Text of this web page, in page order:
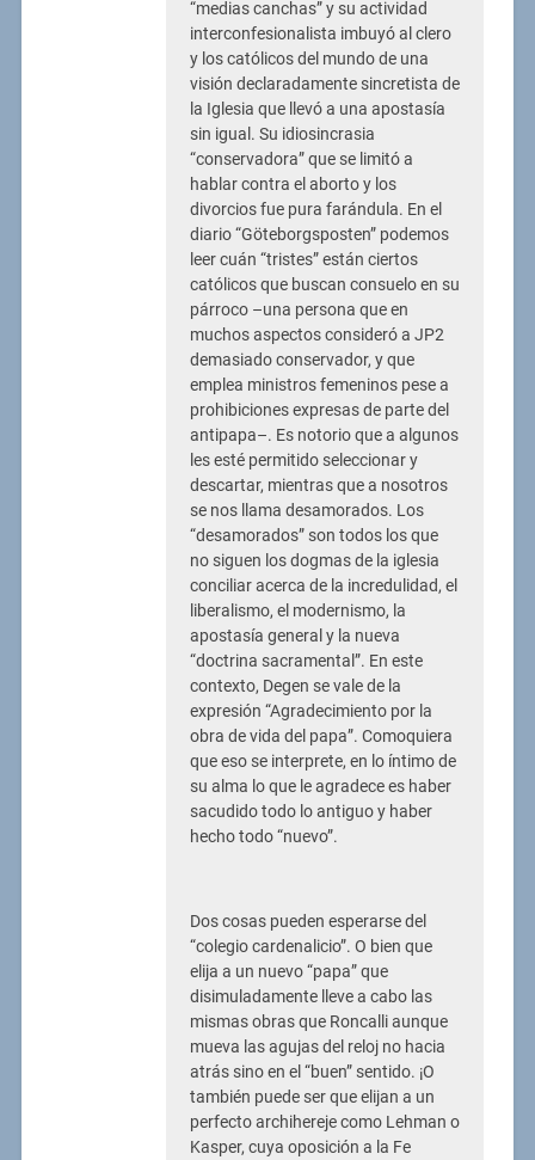
“medias canchas” y su actividad
interconfesionalista imbuyó al clero
y los católicos del mundo de una
visión declaradamente sincretista de
la Iglesia que llevó a una apostasía
sin igual. Su idiosincrasia
“conservadora” que se limitó a
hablar contra el aborto y los
divorcios fue pura farándula. En el
diario “Göteborgsposten” podemos
leer cuán “tristes” están ciertos
católicos que buscan consuelo en su
párroco –una persona que en
muchos aspectos consideró a JP2
demasiado conservador, y que
emplea ministros femeninos pese a
prohibiciones expresas de parte del
antipapa–. Es notorio que a algunos
les esté permitido seleccionar y
descartar, mientras que a nosotros
se nos llama desamorados. Los
“desamorados” son todos los que
no siguen los dogmas de la iglesia
conciliar acerca de la incredulidad, el
liberalismo, el modernismo, la
apostasía general y la nueva
“doctrina sacramental”. En este
contexto, Degen se vale de la
expresión “Agradecimiento por la
obra de vida del papa”. Comoquiera
que eso se interprete, en lo íntimo de
su alma lo que le agradece es haber
sacudido todo lo antiguo y haber
hecho todo “nuevo”.
Dos cosas pueden esperarse del
“colegio cardenalicio”. O bien que
elija a un nuevo “papa” que
disimuladamente lleve a cabo las
mismas obras que Roncalli aunque
mueva las agujas del reloj no hacia
atrás sino en el “buen” sentido. ¡O
también puede ser que elijan a un
perfecto archihereje como Lehman o
Kasper, cuya oposición a la Fe